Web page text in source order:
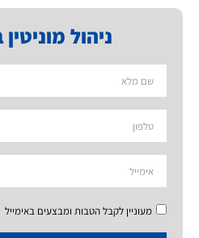
ניהול
מעוניין לקבל הטבות ומבצעים באימייל